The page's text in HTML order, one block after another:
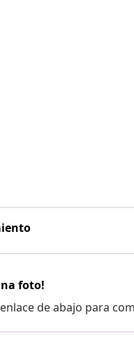
foto!
de abajo para